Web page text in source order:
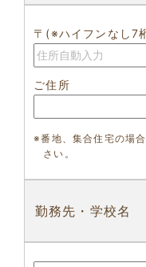
〒(※ハイフンなし7
ご住所
※番地、集合住宅の場
さい。
勤務先・学校名